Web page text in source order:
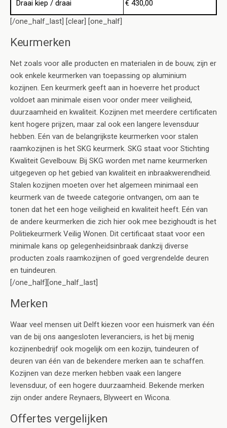
Draai kiep / draai
€ 430,00
[/one_half_last] [clear] [one_half]
Keurmerken
Net zoals voor alle producten en materialen in de bouw, zijn er
ook enkele keurmerken van toepassing op aluminium
kozijnen. Een keurmerk geeft aan in hoeverre het product
voldoet aan minimale eisen voor onder meer veiligheid,
duurzaamheid en kwaliteit. Kozijnen met meerdere certificaten
kent hogere prijzen, maar zal ook een langere levensduur
hebben. Eén van de belangrijkste keurmerken voor stalen
raamkozijnen is het SKG keurmerk. SKG staat voor Stichting
Kwaliteit Gevelbouw. Bij SKG worden met name keurmerken
uitgegeven op het gebied van kwaliteit en inbraakwerendheid.
Stalen kozijnen moeten over het algemeen minimaal een
keurmerk van de tweede categorie ontvangen, om aan te
tonen dat het een hoge veiligheid en kwaliteit heeft. Eén van
de andere keurmerken die zich hier ook mee bezighoudt is het
Politiekeurmerk Veilig Wonen. Dit certificaat staat voor een
minimale kans op gelegenheidsinbraak dankzij diverse
producten zoals raamkozijnen of goed vergrendelde deuren
en tuindeuren.
[/one_half][one_half_last]
Merken
Waar veel mensen uit Delft kiezen voor een huismerk van één
van de bij ons aangesloten leveranciers, is het bij menig
kozijnenbedrijf ook mogelijk om een kozijn, tuindeuren of
deuren van één van de bekendere merken aan te schaffen.
Kozijnen van deze merken hebben vaak een langere
levensduur, of een hogere duurzaamheid. Bekende merken
zijn onder andere Reynaers, Blyweert en Wicona.
Offertes vergelijken